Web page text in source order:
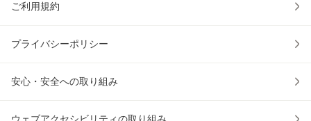
ご利用規約
プライバシーポリシー
安心・安全への取り組み